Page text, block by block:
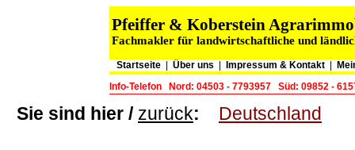
Pfeiffer & Koberstein
Fachmakler für landwirtschaftliche und
Startseite Über uns Impressum & Kontakt
Info-Telefon
Nord: 04503 - 7793957 Süd: 09852 -
Sie sind hier / zurück: Deutschland